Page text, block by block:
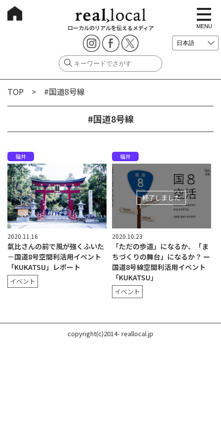
ローカルのリアルを伝えるメディア
t
o
g
g
e
i
i
MENU
TOP > #国道8号線
#国道8号線
福井
2020.11.16
氣比さんの前で風が強くふいた
－国道8号空間利活用イベント
「KUKATSU」レポート
イベント
福井
終了しました
2020.10.23
「ただの歩道」になるか、「ま
ちづくりの舞台」になるか？ ー
国道8号線空間利活用イベント
「KUKATSU」
イベント
copyright(c)2014- reallocal.jp